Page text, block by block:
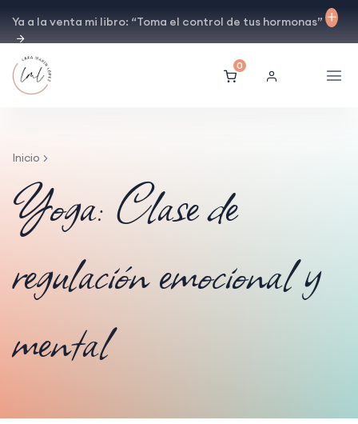
Ya a la venta mi libro: “Toma el control de tus hormonas”
0
Inicio
Yoga: Clase de
regulación emocional y
mental